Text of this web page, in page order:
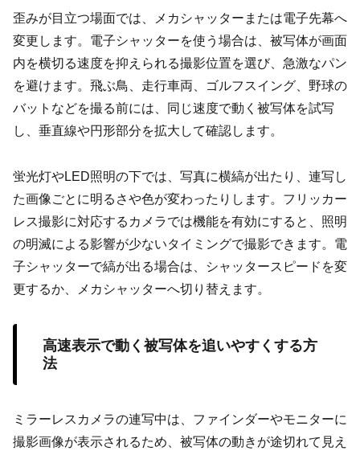
歪みが目立つ場面では、メカシャッターまたは電子先幕へ
変更します。電子シャッターを使う場合は、被写体が画面
内を横切る速度を抑えられる撮影位置を選び、急激なパン
を避けます。飛ぶ鳥、走行車両、ゴルフスイング、野球の
バットなどを撮る前には、同じ速度で動く被写体を試写
し、垂直線や円形部分を拡大して確認します。
蛍光灯やLED照明の下では、写真に横縞が出たり、連写し
た画像ごとに明るさや色が変わったりします。フリッカー
レス撮影に対応するカメラでは機能を有効にすると、照明
の明滅による影響が少ないタイミングで撮影できます。電
子シャッターで縞が出る場合は、シャッタースピードを変
更するか、メカシャッターへ切り替えます。
高速表示で動く被写体を追いやすくする方
法
ミラーレスカメラの連写中は、ファインダーやモニターに
撮影画像が表示されるため、被写体の動きが途切れて見え